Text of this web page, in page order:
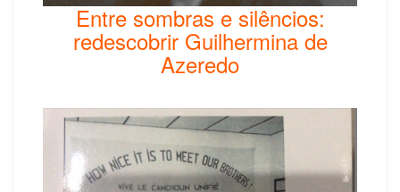
Entre sombras e silêncios:
redescobrir Guilhermina de
Azeredo